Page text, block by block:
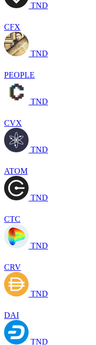
TND
CFX
TND
PEOPLE
TND
CVX
TND
ATOM
TND
CTC
TND
CRV
TND
DAI
TND